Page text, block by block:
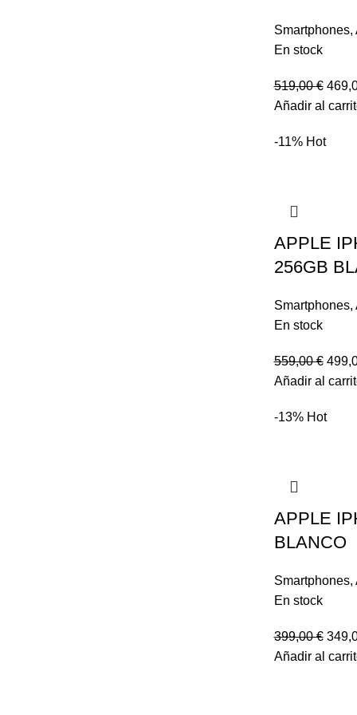
Smartphones,
En stock
519,00€
Añadir al
-11% Hot
APPLE
256GB
Smartphones,
En stock
559,00€
Añadir al
-13% Hot
APPLE
BLANCO
Smartphones,
En stock
399,00€
Añadir al